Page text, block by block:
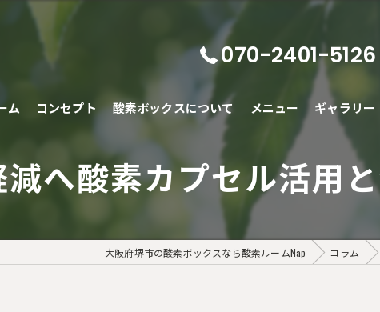
070-2401-5126
ム コンセプト 酸素ボックスについて メニュー ギャラリー
へ酸素カプセル活用
大阪府堺市の酸素ボックスなら酸素ルームNap コラム